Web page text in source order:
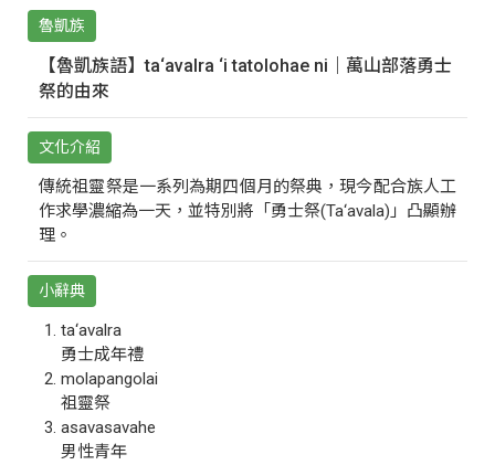
魯凱族
【魯凱族語】ta‘avalra ‘i tatolohae ni｜萬山部落勇士
祭的由來
文化介紹
傳統祖靈祭是一系列為期四個月的祭典，現今配合族人工
作求學濃縮為一天，並特別將「勇士祭(Ta‘avala)」凸顯辦
理。
小辭典
ta‘avalra
勇士成年禮
molapangolai
祖靈祭
asavasavahe
男性青年